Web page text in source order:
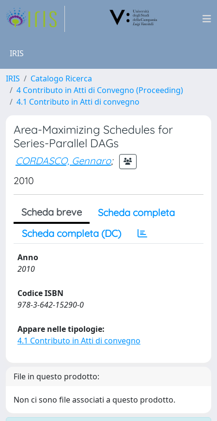
IRIS
IRIS
Catalogo Ricerca
4 Contributo in Atti di Convegno (Proceeding)
4.1 Contributo in Atti di convegno
Area-Maximizing Schedules for
Series-Parallel DAGs
CORDASCO, Gennaro;
2010
Scheda breve
Scheda completa
Scheda completa (DC)
Anno
2010
Codice ISBN
978-3-642-15290-0
Appare nelle tipologie:
4.1 Contributo in Atti di convegno
File in questo prodotto:
Non ci sono file associati a questo prodotto.